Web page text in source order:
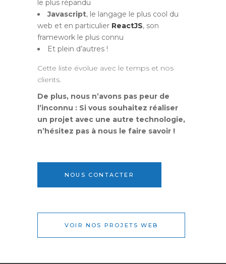
le plus répandu
Javascript, le langage le plus cool du
web et en particulier ReactJS, son
framework le plus connu
Et plein d’autres !
Cette liste évolue avec le temps et nos
clients.
De plus, nous n’avons pas peur de
l’inconnu : Si vous souhaitez réaliser
un projet avec une autre technologie,
n’hésitez pas à nous le faire savoir !
NOUS CONTACTER
VOIR NOS PROJETS WEB